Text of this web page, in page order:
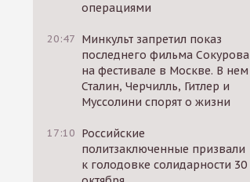
операциями
20:47 Минкульт запретил показ
последнего фильма Сокурова
на фестивале в Москве. В нем
Сталин, Черчилль, Гитлер и
Муссолини спорят о жизни
17:10 Российские
политзаключенные призвали
к голодовке солидарности 30